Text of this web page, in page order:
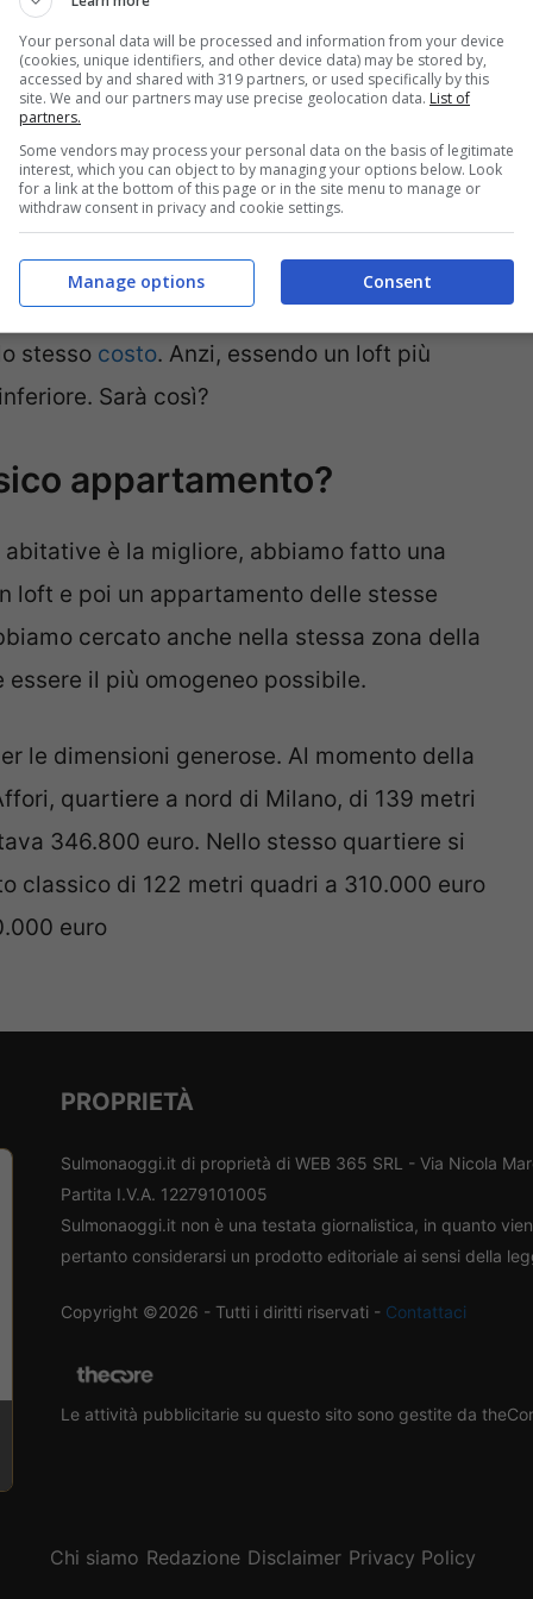
e comfort. Le stanze sono ben
Le pareti creano spazi riservati. Puoi
Ogni spazio ha una sua identità.
coppie.
classico dovrebbe tenere conto di queste
del costo, allora potremmo fare una
e un appartamento classico entrambi delle
stesso costo. Anzi, essendo un loft più
Sarà così?
appartamento?
è la migliore, abbiamo fatto una
loft e poi un appartamento delle stesse
cercato anche nella stessa zona della
il più omogeneo possibile.
le dimensioni generose. Al momento della
quartiere a nord di Milano, di 139 metri
346.800 euro. Nello stesso quartiere si
classico di 122 metri quadri a 310.000 euro
euro
PROPRIETÀ
Sulmonaoggi.it di proprietà di WEB 365 SRL - Via Nicola
Partita I.V.A. 12279101005
Sulmonaoggi.it non è una testata giornalistica, in quanto
pertanto considerarsi un prodotto editoriale ai sensi della
Copyright ©2026 - Tutti i diritti riservati - Contattaci
Le attività pubblicitarie su questo sito sono gestite da
Chi siamo Redazione Disclaimer Privacy Policy
Your personal data will be processed and information from your device
(cookies, unique identifiers, and other device data) may be stored by,
accessed by and shared with 319 partners, or used specifically by this
site. We and our partners may use precise geolocation data. List of
partners.
Some vendors may process your personal data on the basis of legitimate
interest, which you can object to by managing your options below. Look
for a link at the bottom of this page or in the site menu to manage or
withdraw consent in privacy and cookie settings.
Consent
Manage options